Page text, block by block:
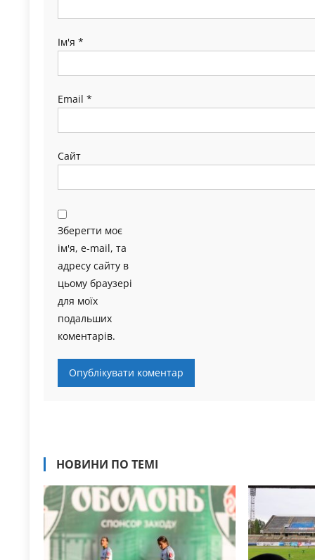
Ім'я *
Email *
Сайт
Зберегти моє
ім'я, e-mail, та
адресу сайту в
цьому браузері
для моїх
подальших
коментарів.
НОВИНИ ПО ТЕМІ